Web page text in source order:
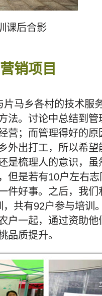
课后合影
销项目
片马乡各村的技术服
法。讨论中总结到
营；而管理得好的
外出打工，所以希
是梳理人的意识，
但是若有10户左右
件好事。之后，我
共有92户参与培训
户一起，通过资助
品质提升。